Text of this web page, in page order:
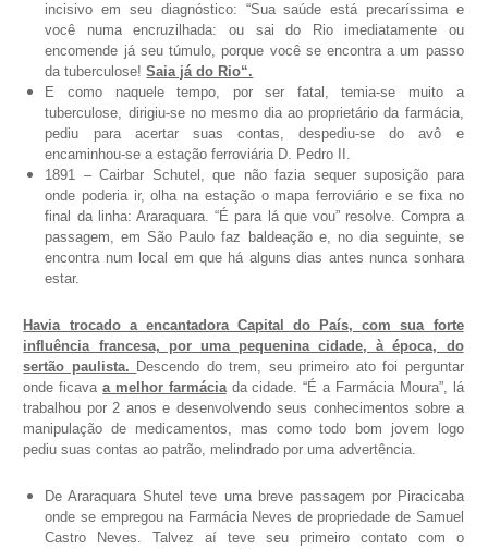
incisivo em seu diagnóstico: “Sua saúde está precaríssima e
você numa encruzilhada: ou sai do Rio imediatamente ou
encomende já seu túmulo, porque você se encontra a um passo
da tuberculose!Saia já do Rio“.
E como naquele tempo, por ser fatal, temia-se muito a
tuberculose, dirigiu-se no mesmo dia ao proprietário da farmácia,
pediu para acertar suas contas, despediu-se do avô e
encaminhou-se a estação ferroviária D. Pedro II.
1891 – Cairbar Schutel, que não fazia sequer suposição para
onde poderia ir, olha na estação o mapa ferroviário e se fixa no
final da linha: Araraquara. “É para lá que vou” resolve. Compra a
passagem, em São Paulo faz baldeação e, no dia seguinte, se
encontra num local em que há alguns dias antes nunca sonhara
estar.
Havia trocado a encantadora Capital do País, com sua forte
influência francesa, por uma pequenina cidade, à época, do
sertão paulista. Descendo do trem, seu primeiro ato foi perguntar
onde ficavaa melhor farmáciada cidade. “É a Farmácia Moura”, lá
trabalhou por 2 anos e desenvolvendo seus conhecimentos sobre a
manipulação de medicamentos, mas como todo bom jovem logo
pediu suas contas ao patrão, melindrado por uma advertência.
De Araraquara Shutel teve uma breve passagem por Piracicaba
onde se empregou na Farmácia Neves de propriedade de Samuel
Castro Neves. Talvez aí teve seu primeiro contato com o